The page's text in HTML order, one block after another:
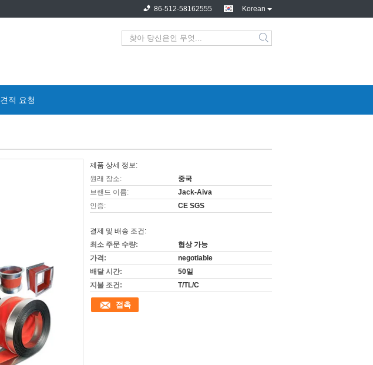
Korean
86-512-58162555
견적 요청
제품 상세 정보:
원래 장소:
중국
브랜드 이름:
Jack-Aiva
인증:
CE SGS
결제 및 배송 조건:
최소 주문 수량:
협상 가능
가격:
negotiable
배달 시간:
50일
지불 조건:
T/TL/C
접촉